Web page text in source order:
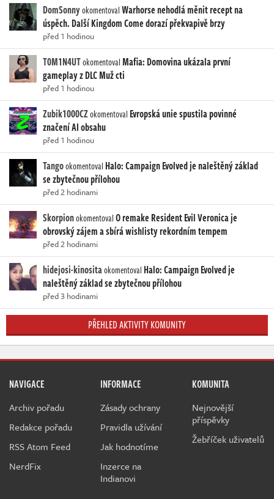
DomSonnyokomentovalWarhorse nehodlá měnit recept na
úspěch. Další Kingdom Come dorazí překvapivě brzy
před 1 hodinou
T0M1N4UTokomentovalMafia: Domovina ukázala první
gameplay z DLC Muž cti
před 1 hodinou
Zubik1000CZokomentoval Evropská unie spustila povinné
značení AI obsahu
před 1 hodinou
Tangookomentoval Halo: Campaign Evolved je naleštěný základ
se zbytečnou přílohou
před 2 hodinami
SkorpionokomentovalO remake Resident Evil Veronica je
obrovský zájem a sbírá wishlisty rekordním tempem
před 2 hodinami
hidejosi-kinositaokomentoval Halo: Campaign Evolved je
naleštěný základ se zbytečnou přílohou
před 3 hodinami
PŘEHLED AKTIVITY KOMUNITY
NAVIGACE
Archiv pořadu
Redakce pořadu
RSS Atom Feed
NerdFix
INFORMACE
Zásady ochrany
Pravidla užívání
Jak hodnotíme
Inzerce na
Indianovi
KOMUNITA
Nejnovější
příspěvky
Žebříček uživatelů